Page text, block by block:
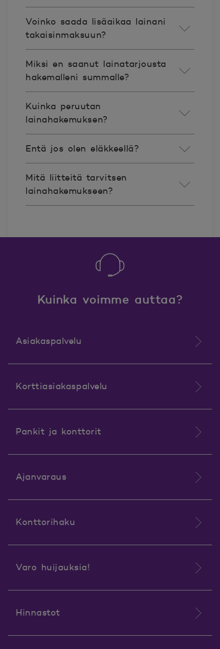
Voinko saada lisäaikaa lainani
takaisinmaksuun?
Miksi en saanut lainatarjousta
hakemalleni summalle?
Kuinka peruutan
lainahakemuksen?
Entä jos olen eläkkeellä?
Mitä liitteitä tarvitsen
lainahakemukseen?
Kuinka voimme auttaa?
Asiakaspalvelu
Korttiasiakaspalvelu
Pankit ja konttorit
Ajanvaraus
Konttorihaku
Varo huijauksia!
Hinnastot